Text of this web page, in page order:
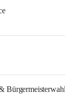
Bürgermeisterwahl